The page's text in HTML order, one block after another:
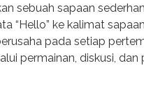
sebuah sapaan
“Hello” ke kalimat
pada setiap
permainan, diskusi, dan